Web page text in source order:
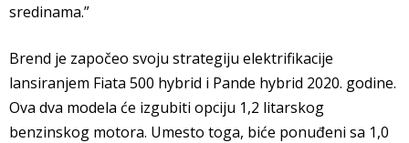
sredinama.”
Brend je započeo svoju strategiju elektrifikacije
lansiranjem Fiata 500 hybrid i Pande hybrid 2020. godine.
Ova dva modela će izgubiti opciju 1,2 litarskog
benzinskog motora. Umesto toga, biće ponuđeni sa 1,0